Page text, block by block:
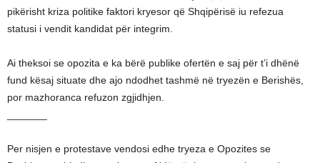
pikërisht kriza politike faktori kryesor që Shqipërisë iu refezua
statusi i vendit kandidat për integrim.
Ai theksoi se opozita e ka bërë publike ofertën e saj për t’i dhënë
fund kësaj situate dhe ajo ndodhet tashmë në tryezën e Berishës,
por mazhoranca refuzon zgjidhjen.
Per nisjen e protestave vendosi edhe tryeza e Opozites se